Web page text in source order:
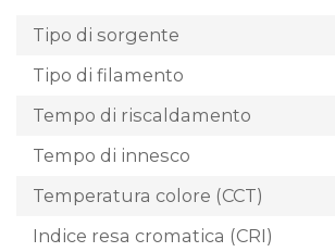
Tipo di sorgente
Tipo di filamento
Tempo di riscaldamento
Tempo di innesco
Temperatura colore (CCT)
Indice resa cromatica (CRI)